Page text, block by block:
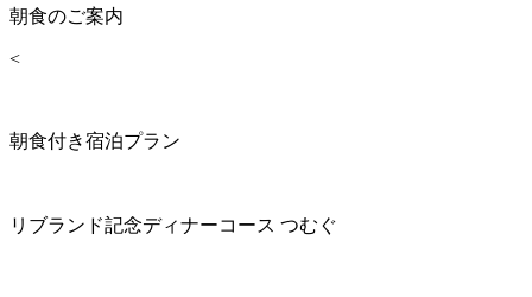
朝食のご案内
<
朝食付き宿泊プラン
リブランド記念ディナーコース つむぐ